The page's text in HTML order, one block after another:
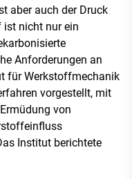
aber auch der Druck
ist nicht nur ein
Anforderungen an
für Werkstoffmechanik
vorgestellt, mit
von
Institut berichtete